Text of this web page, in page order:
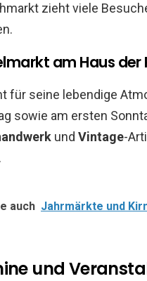
zieht viele
am Haus der
für seine lebendige
sowie am ersten
und Vintage-
auch Jahrmärkte und
und